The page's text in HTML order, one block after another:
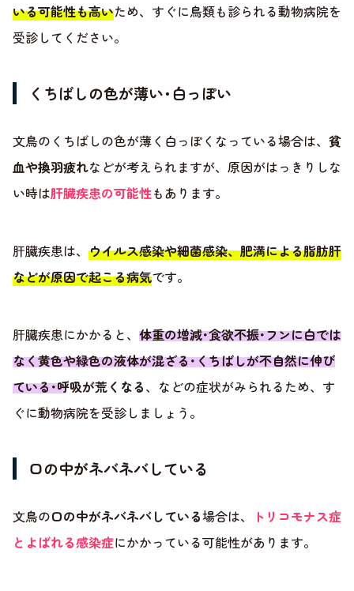
いる可能性も高いため、すぐに鳥類も診られる動物病院を
受診してください。
くちばしの色が薄い･白っぽい
文鳥のくちばしの色が薄く白っぽくなっている場合は、 貧
血や換羽疲れなどが考えられますが、原因がはっきりしな
い時は肝臓疾患の可能性もあります。
肝臓疾患は、 ウイルス感染や細菌感染、肥満による脂肪肝
などが原因で起こる病気です。
肝臓疾患にかかると、 体重の増減･食欲不振･フンに白では
なく黄色や緑色の液体が混ざる･くちばしが不自然に伸び
ている･呼吸が荒くなる、などの症状がみられるため、す
ぐに動物病院を受診しましょう。
口の中がネバネバしている
文鳥の口の中がネバネバしている場合は、
トリコモナス症
とよばれる感染症にかかっている可能性があります。